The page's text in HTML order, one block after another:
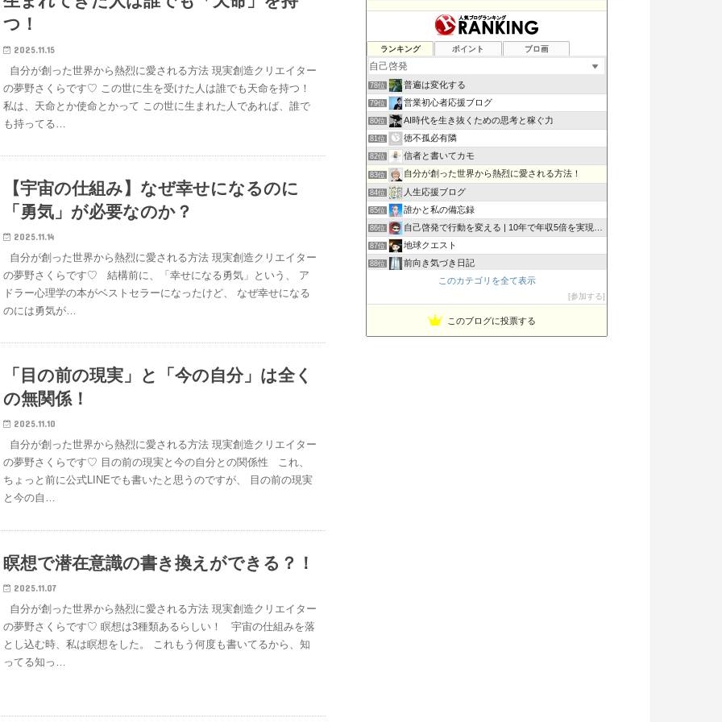
つ！
2025.11.15
自分が創った世界から熱烈に愛される方法 現実創造クリエイター
の夢野さくらです♡ この世に生を受けた人は誰でも天命を持つ！
私は、天命とか使命とかって この世に生まれた人であれば、誰で
も持ってる…
【宇宙の仕組み】なぜ幸せになるのに
「勇気」が必要なのか？
2025.11.14
自分が創った世界から熱烈に愛される方法 現実創造クリエイター
の夢野さくらです♡ 結構前に、「幸せになる勇気」という、 ア
ドラー心理学の本がベストセラーになったけど、 なぜ幸せになる
のには勇気が…
「目の前の現実」と「今の自分」は全く
の無関係！
2025.11.10
自分が創った世界から熱烈に愛される方法 現実創造クリエイター
の夢野さくらです♡ 目の前の現実と今の自分との関係性 これ、
ちょっと前に公式LINEでも書いたと思うのですが、 目の前の現実
と今の自…
瞑想で潜在意識の書き換えができる？！
2025.11.07
自分が創った世界から熱烈に愛される方法 現実創造クリエイター
の夢野さくらです♡ 瞑想は3種類あるらしい！ 宇宙の仕組みを落
とし込む時、私は瞑想をした。 これもう何度も書いてるから、知
ってる知っ…
ランキング ポイント ブロ画
76位 マルマルライフ| やりたいこと中心のライフスタイル
77位 今日の「いのちのパン」
78位 普遍は変化する
79位 営業初心者応援ブログ
80位 AI時代を生き抜くための思考と稼ぐ力
81位 徳不孤必有隣
82位 信者と書いてカモ
83位 自分が創った世界から熱烈に愛される方法！
84位 人生応援ブログ
85位 誰かと私の備忘録
86位 自己啓発で行動を変える | 10年で年収5倍を実現した方法
87位 地球クエスト
88位 前向き気づき日記
まるのモノマニア｜MONO LOVE!
このカテゴリを全て表示
参加する
このブログに投票する